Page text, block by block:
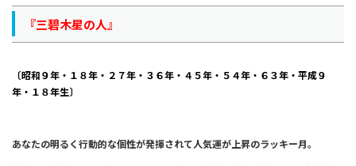
『三碧木星の人』
〔昭和９年・１８年・２７年・３６年・４５年・５４年・６３年・平成９
年・１８年生〕
あなたの明るく行動的な個性が発揮されて人気運が上昇のラッキー月。